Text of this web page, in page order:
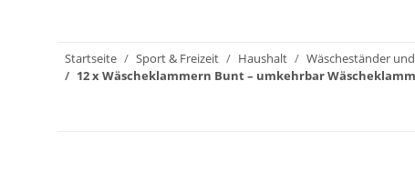
Startseite Sport & Freizeit Haushalt
Wäscheständer
12 x Wäscheklammern Bunt – umkehrbar